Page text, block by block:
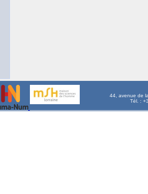
44, avenue de
Tél. :